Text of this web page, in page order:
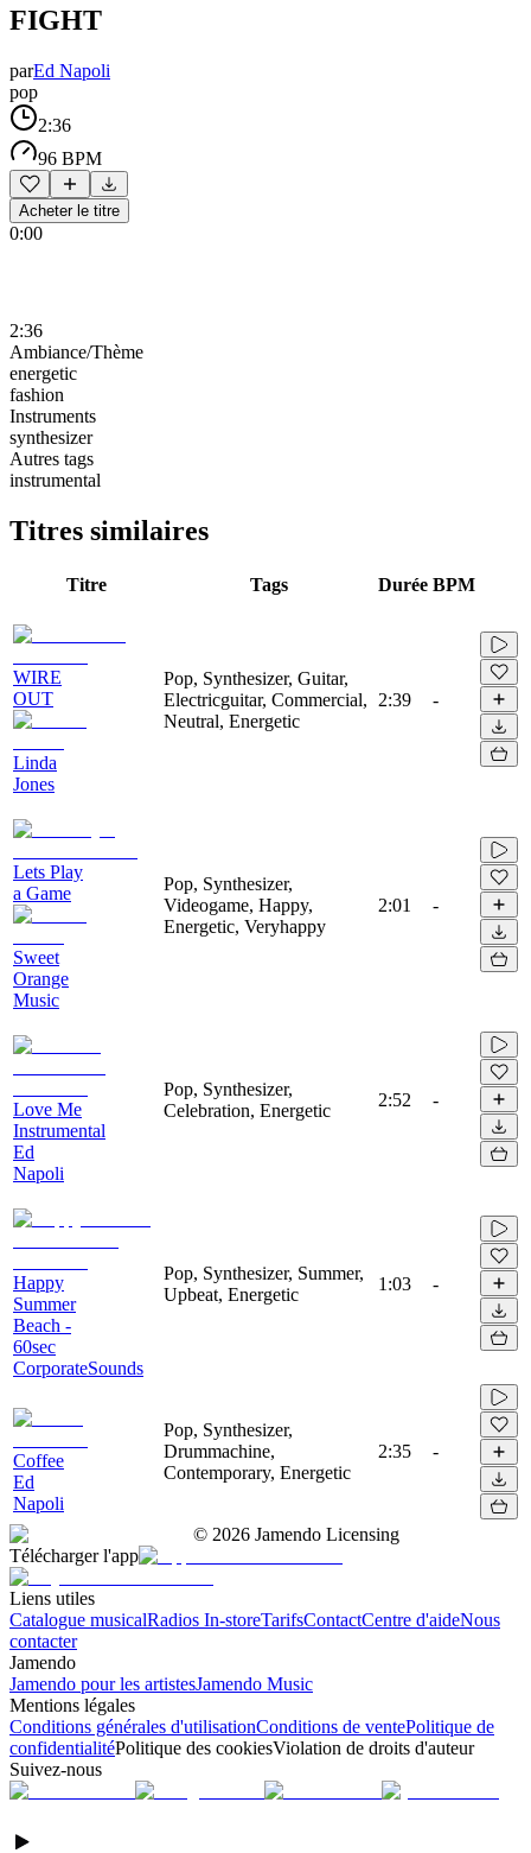
FIGHT
parEd Napoli
pop
2:36
96 BPM
Acheter le titre
0:00
2:36
Ambiance/Thème
energetic
fashion
Instruments
synthesizer
Autres tags
instrumental
Titres similaires
Titre Tags Durée BPM
WIRE
OUT
Linda
Jones
Pop, Synthesizer, Guitar,
Electricguitar, Commercial,
Neutral, Energetic
2:39 -
Lets Play
a Game
Sweet
Orange
Music
Pop, Synthesizer,
Videogame, Happy,
Energetic, Veryhappy
2:01 -
Love Me
Instrumental
Ed
Napoli
Pop, Synthesizer,
Celebration, Energetic
2:52 -
Happy
Summer
Beach -
60sec
CorporateSounds
Pop, Synthesizer, Summer,
Upbeat, Energetic
1:03 -
Coffee
Ed
Napoli
Pop, Synthesizer,
Drummachine,
Contemporary, Energetic
2:35 -
© 2026 Jamendo Licensing
Télécharger l'app
Liens utiles
Catalogue musicalRadios In-storeTarifsContactCentre d'aideNous
contacter
Jamendo
Jamendo pour les artistesJamendo Music
Mentions légales
Conditions générales d'utilisationConditions de ventePolitique de
confidentialitéPolitique des cookiesViolation de droits d'auteur
Suivez-nous